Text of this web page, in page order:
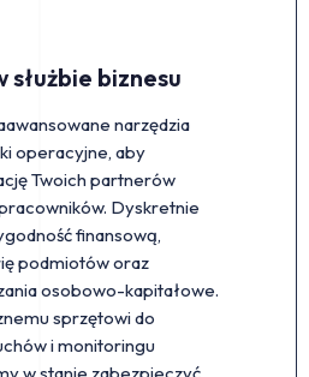
służbie biznesu
narzędzia
operacyjne, aby
Twoich partnerów
Dyskretnie
finansową,
podmiotów oraz
osobowo-kapitałowe.
sprzętowi do
i monitoringu